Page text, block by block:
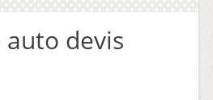
c
h
auto devis